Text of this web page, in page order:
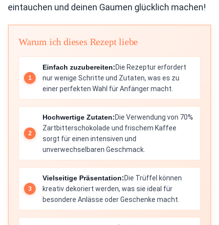
eintauchen und deinen Gaumen glücklich machen!
Warum ich dieses Rezept liebe
Einfach zuzubereiten:Die Rezeptur erfordert
nur wenige Schritte und Zutaten, was es zu
einer perfekten Wahl für Anfänger macht.
Hochwertige Zutaten:Die Verwendung von 70%
Zartbitterschokolade und frischem Kaffee
sorgt für einen intensiven und
unverwechselbaren Geschmack.
Vielseitige Präsentation:Die Trüffel können
kreativ dekoriert werden, was sie ideal für
besondere Anlässe oder Geschenke macht.